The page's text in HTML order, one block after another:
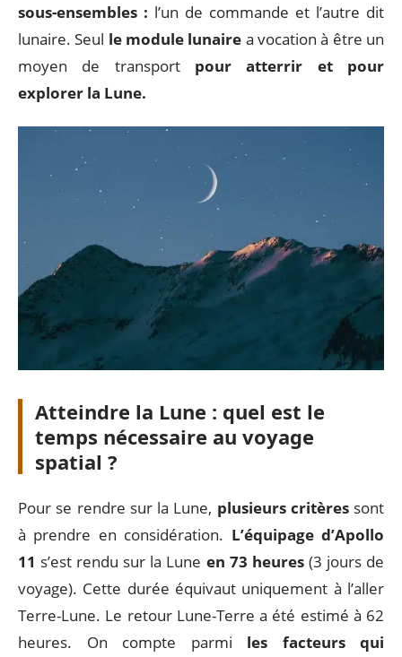
sous-ensembles : l’un de commande et l’autre dit
lunaire. Seul le module lunaire a vocation à être un
moyen de transport pour atterrir et pour
explorer la Lune.
Atteindre la Lune : quel est le
temps nécessaire au voyage
spatial ?
Pour se rendre sur la Lune, plusieurs critèressont
à prendre en considération. L’équipage d’Apollo
11 s’est rendu sur la Lune en 73 heures(3 jours de
voyage). Cette durée équivaut uniquement à l’aller
Terre-Lune. Le retour Lune-Terre a été estimé à 62
heures. On compte parmi les facteurs qui